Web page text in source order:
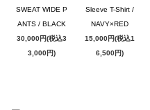
SWEAT WIDE P
ANTS / BLACK
30,000円(税込3
3,000円)
Sleeve T-Shirt /
NAVY×RED
15,000円(税込1
6,500円)